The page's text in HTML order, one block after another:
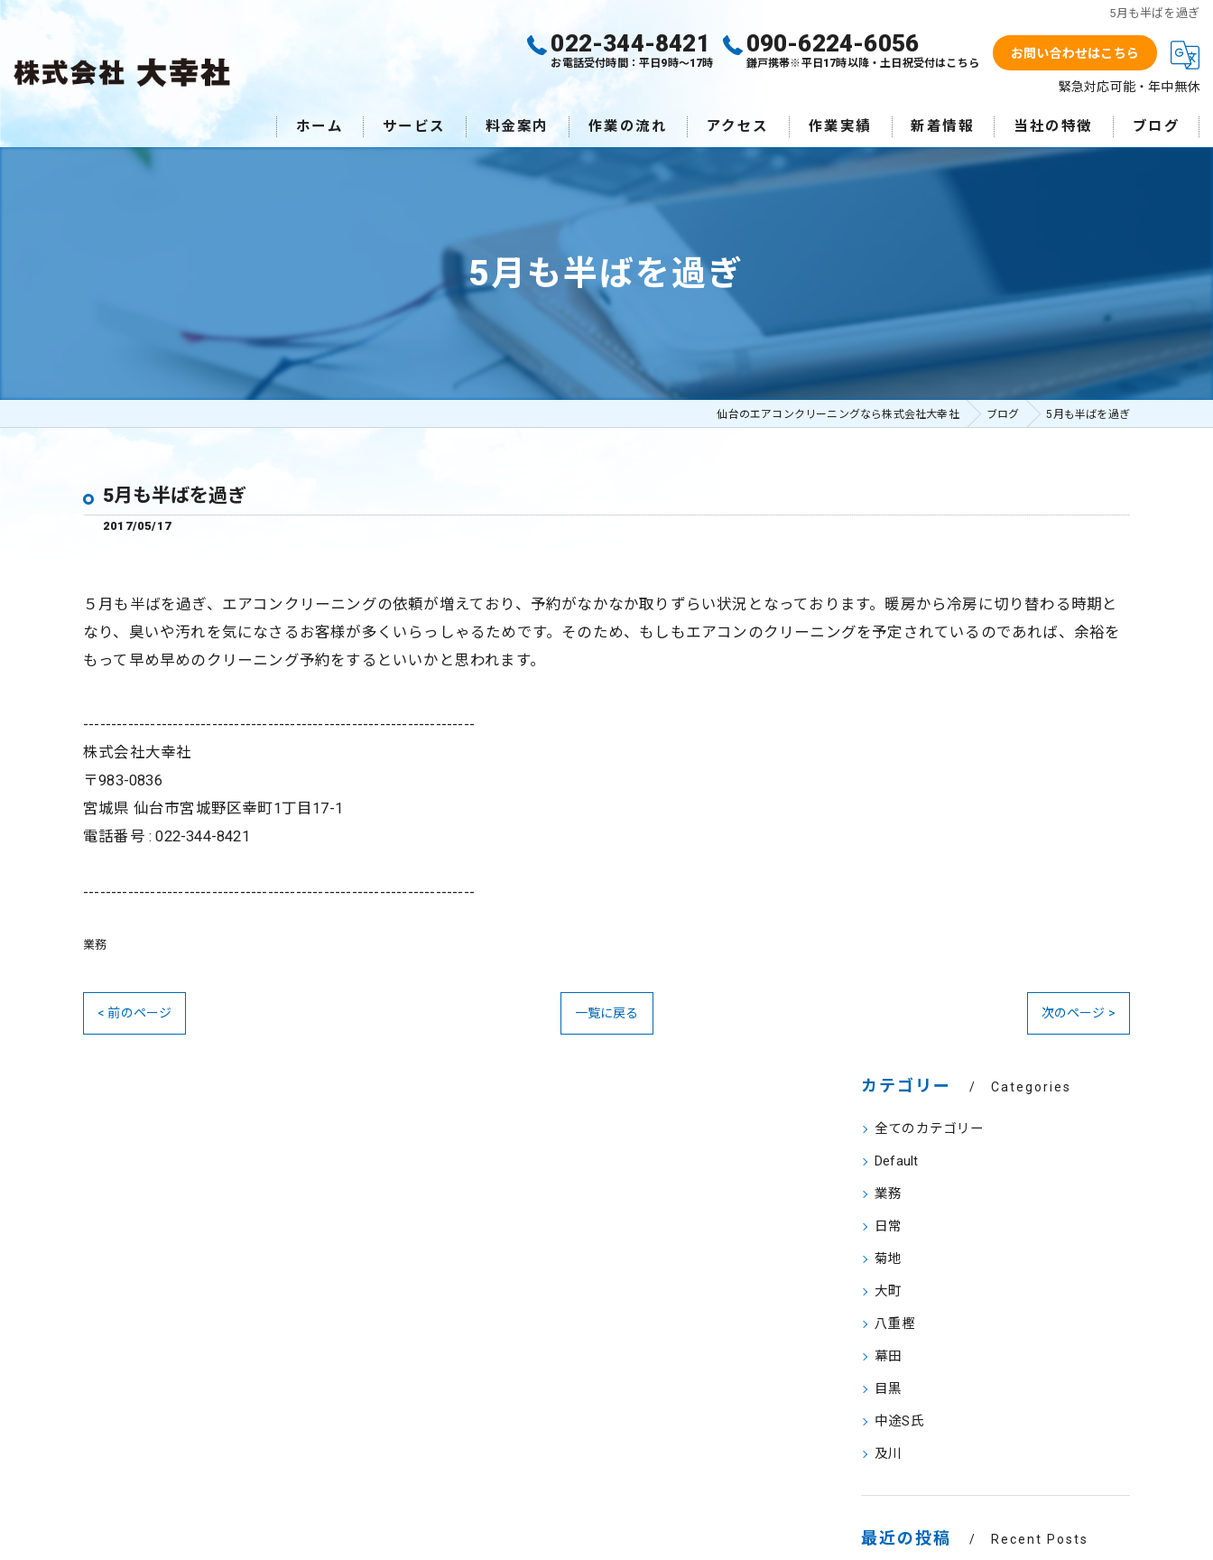
5月も半ばを過ぎ
022-344-8421
お電話受付時間：平日9時～17時
090-6224-6056
鎌戸携帯※平日17時以降・土日祝受付はこちら
お問い合わせはこちら
緊急対応可能・年中無休
ホーム サービス 料金案内 作業の流れ アクセス 作業実績 新着情報 当社の特徴 ブログ
5月も半ばを過ぎ
仙台のエアコンクリーニングなら株式会社大幸社 ブログ 5月も半ばを過ぎ
5月も半ばを過ぎ
2017/05/17
５月も半ばを過ぎ、エアコンクリーニングの依頼が増えており、予約がなかなか取りずらい状況となっております。暖房から冷房に切り替わる時期と
なり、臭いや汚れを気になさるお客様が多くいらっしゃるためです。そのため、もしもエアコンのクリーニングを予定されているのであれば、余裕を
もって早め早めのクリーニング予約をするといいかと思われます。
----------------------------------------------------------------------
株式会社大幸社
〒983-0836
宮城県 仙台市宮城野区幸町1丁目17-1
電話番号 : 022-344-8421
----------------------------------------------------------------------
業務
< 前のページ 一覧に戻る 次のページ >
カテゴリー Categories
全てのカテゴリー
Default
業務
日常
菊地
大町
八重樫
幕田
目黒
中途S氏
及川
最近の投稿 Recent Posts